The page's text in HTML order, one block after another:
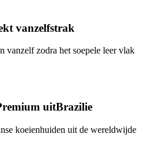
vanzelfstrak
vanzelf zodra het soepele leer vlak
uitBrazilie
koeienhuiden uit de wereldwijde